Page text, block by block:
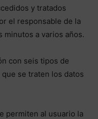
y tratados
el responsable de la
minutos a varios años.
con seis tipos de
se traten los datos
permiten al usuario la